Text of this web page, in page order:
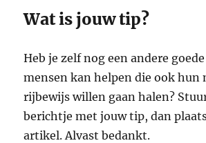
Wat is jouw tip?
Heb je zelf nog een andere
mensen kan helpen die ook hun
rijbewijs willen gaan halen?
berichtje met jouw tip, dan
artikel. Alvast bedankt.